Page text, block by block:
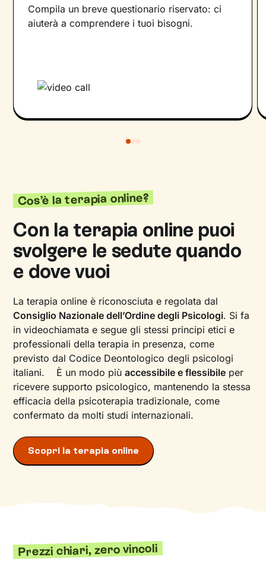
Compila un breve questionario riservato: ci
aiuterà a comprendere i tuoi bisogni.
Cos’è la terapia online?
Con la terapia online puoi
svolgere le sedute quando
e dove vuoi
La terapia online è riconosciuta e regolata dal
Consiglio Nazionale dell’Ordine degli Psicologi. Si fa
in videochiamata e segue gli stessi principi etici e
professionali della terapia in presenza, come
previsto dal Codice Deontologico degli psicologi
italiani. È un modo piùaccessibile e flessibile per
ricevere supporto psicologico, mantenendo la stessa
efficacia della psicoterapia tradizionale, come
confermato da molti studi internazionali.
Scopri la terapia online
Prezzi chiari, zero vincoli